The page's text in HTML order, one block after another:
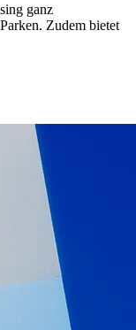
ganz
Zudem bietet